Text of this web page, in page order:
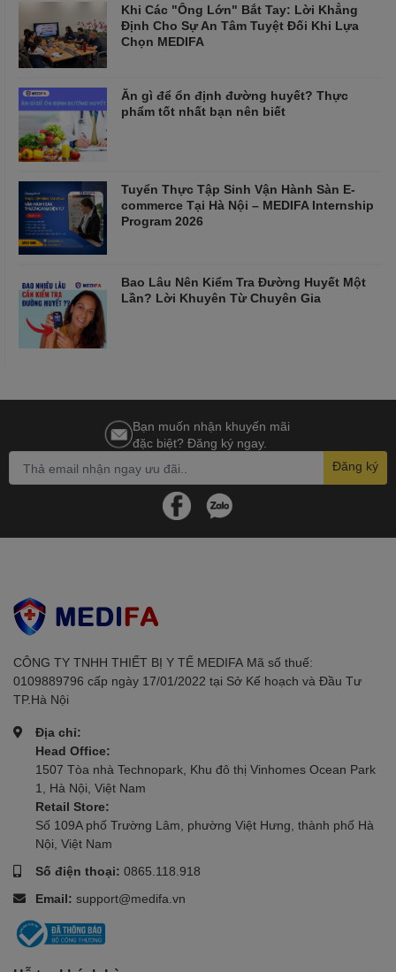
Khi Các "Ông Lớn" Bắt Tay: Lời Khẳng
Định Cho Sự An Tâm Tuyệt Đối Khi Lựa
Chọn MEDIFA
Ăn gì để ổn định đường huyết? Thực
phẩm tốt nhất bạn nên biết
Tuyển Thực Tập Sinh Vận Hành Sàn E-
commerce Tại Hà Nội – MEDIFA Internship
Program 2026
Bao Lâu Nên Kiểm Tra Đường Huyết Một
Lần? Lời Khuyên Từ Chuyên Gia
Bạn muốn nhận khuyến mãi
đặc biệt? Đăng ký ngay.
Đăng ký
CÔNG TY TNHH THIẾT BỊ Y TẾ MEDIFAㅤㅤㅤㅤㅤㅤㅤ Mã số thuế:
0109889796 cấp ngày 17/01/2022 tại Sở Kế hoạch và Đầu Tư
TP.Hà Nội
Địa chỉ:
Head Office:
1507 Tòa nhà Technopark, Khu đô thị Vinhomes Ocean Park
1, Hà Nội, Việt Nam
Retail Store:
Số 109A phố Trường Lâm, phường Việt Hưng, thành phố Hà
Nội, Việt Nam
Số điện thoại: 0865.118.918
Email: support@medifa.vn